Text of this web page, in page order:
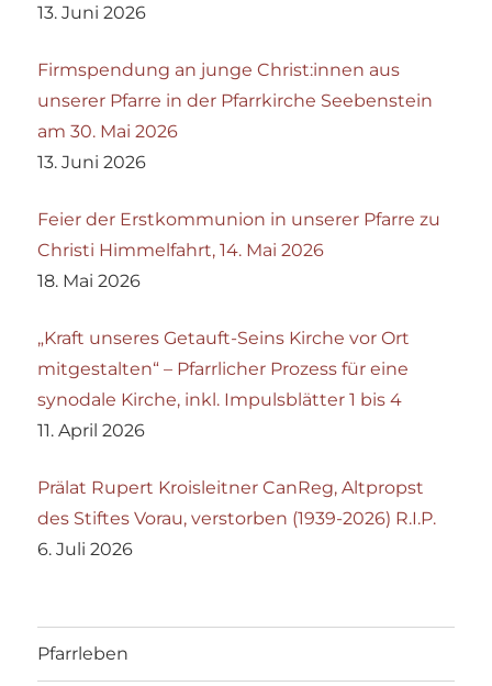
13. Juni 2026
Firmspendung an junge Christ:innen aus
unserer Pfarre in der Pfarrkirche Seebenstein
am 30. Mai 2026
13. Juni 2026
Feier der Erstkommunion in unserer Pfarre zu
Christi Himmelfahrt, 14. Mai 2026
18. Mai 2026
„Kraft unseres Getauft-Seins Kirche vor Ort
mitgestalten“ – Pfarrlicher Prozess für eine
synodale Kirche, inkl. Impulsblätter 1 bis 4
11. April 2026
Prälat Rupert Kroisleitner CanReg, Altpropst
des Stiftes Vorau, verstorben (1939-2026) R.I.P.
6. Juli 2026
Pfarrleben